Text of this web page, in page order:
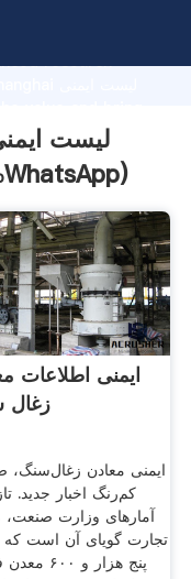
research
لیست
WhatsApp)
ایمنی اطلاعات
زغال
ایمنی معادن زغال‌سنگ،
کم‌رنگ اخبار جدید.
آمارهای وزارت
تجارت گویای آن است که
پنج هزار و